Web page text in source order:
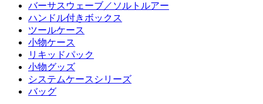
バーサスウェーブ／ソルトルアー
ハンドル付きボックス
ツールケース
小物ケース
リキッドパック
小物グッズ
システムケースシリーズ
バッグ